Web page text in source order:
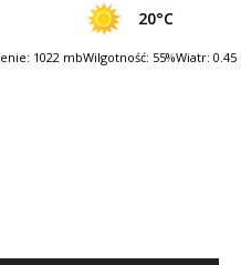
20°C
1022 mbWilgotność: 55%Wiatr: 0.45